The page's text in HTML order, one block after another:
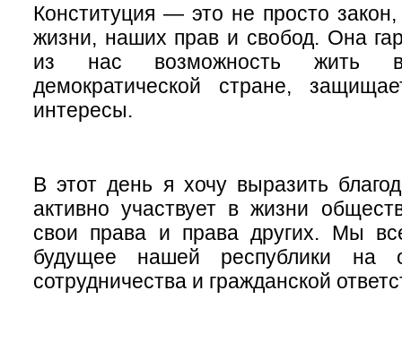
Конституция — это не просто
жизни, наших прав и свобод. Она
из нас возможность жить
демократической стране,
интересы.
В этот день я хочу выразить
активно участвует в жизни
свои права и права других. Мы
будущее нашей республики на
сотрудничества и гражданской